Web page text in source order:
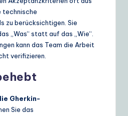
technische
zu berücksichtigen. Sie
„Was“ statt auf das „Wie“.
kann das Team die Arbeit
verifizieren.
Gherkin-
Sie das